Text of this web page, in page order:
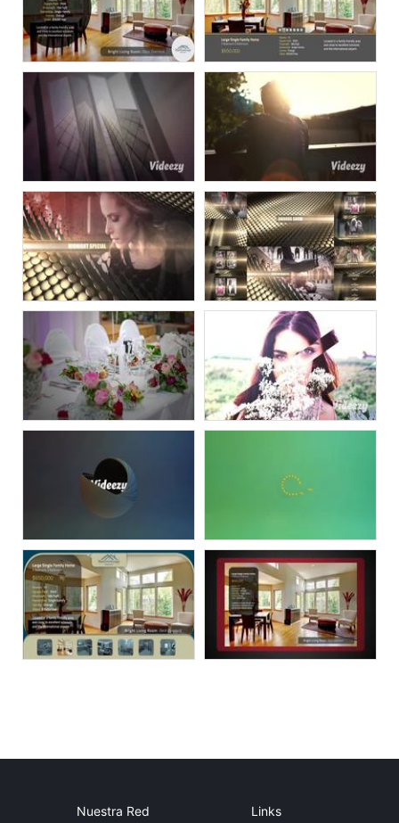
Nuestra Red Links